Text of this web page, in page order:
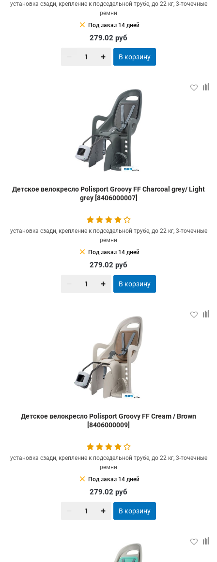
установка сзади, крепление к подседельной трубе, до 22 кг, 3-точечные
ремни
clear Под заказ 14 дней
279.02 руб
В корзину
Детское велокресло Polisport Groovy FF Charcoal grey/ Light
grey [8406000007]
установка сзади, крепление к подседельной трубе, до 22 кг, 3-точечные
ремни
clear Под заказ 14 дней
279.02 руб
В корзину
Детское велокресло Polisport Groovy FF Cream / Brown
[8406000009]
установка сзади, крепление к подседельной трубе, до 22 кг, 3-точечные
ремни
clear Под заказ 14 дней
279.02 руб
В корзину